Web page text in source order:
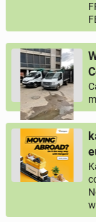
PROSIMY..
DOBRZE SIĘ
BYWA TAK ŻE
?!?!?!?!?
CZEKAMY NA
JOLA I KRIS.
DZWOŃCIE I
NÓMERY W
Imię i
Twój email
Twój telefon
Numer telefon wg
+44 7123456789
Pytanie